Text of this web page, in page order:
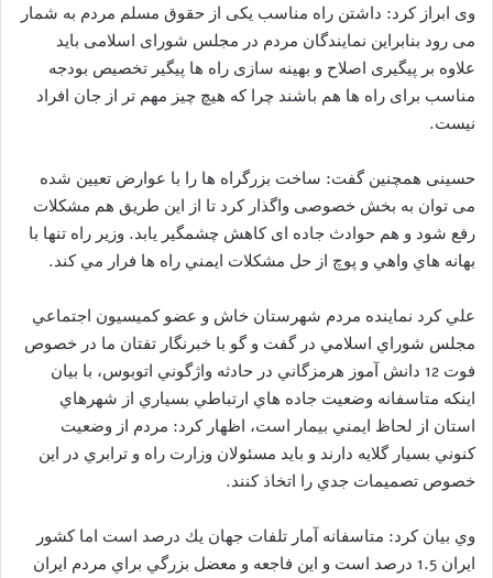
وی ابراز کرد: داشتن راه مناسب یکی از حقوق مسلم مردم به شمار
می رود بنابراین نمایندگان مردم در مجلس شورای اسلامی باید
علاوه بر پیگیری اصلاح و بهینه سازی راه ها پیگیر تخصیص بودجه
مناسب برای راه ها هم باشند چرا که هیچ چیز مهم تر از جان افراد
نیست.
حسینی همچنین گفت: ساخت بزرگراه ها را با عوارض تعیین شده
می توان به بخش خصوصی واگذار کرد تا از این طریق هم مشکلات
رفع شود و هم حوادث جاده ای کاهش چشمگیر یابد. وزير راه تنها با
بهانه هاي واهي و پوچ از حل مشكلات ايمني راه ها فرار مي كند.
علي كرد نماينده مردم شهرستان خاش و عضو كميسيون اجتماعي
مجلس شوراي اسلامي در گفت و گو با خبرنگار تفتان ما در خصوص
فوت 12 دانش آموز هرمزگاني در حادثه واژگوني اتوبوس، با بيان
اينكه متاسفانه وضعيت جاده هاي ارتباطي بسياري از شهرهاي
استان از لحاظ ايمني بيمار است، اظهار كرد: مردم از وضعيت
كنوني بسيار گلايه دارند و بايد مسئولان وزارت راه و ترابري در اين
خصوص تصميمات جدي را اتخاذ كنند.
وي بيان كرد: متاسفانه آمار تلفات جهان يك درصد است اما كشور
ايران 1.5 درصد است و اين فاجعه و معضل بزرگي براي مردم ايران